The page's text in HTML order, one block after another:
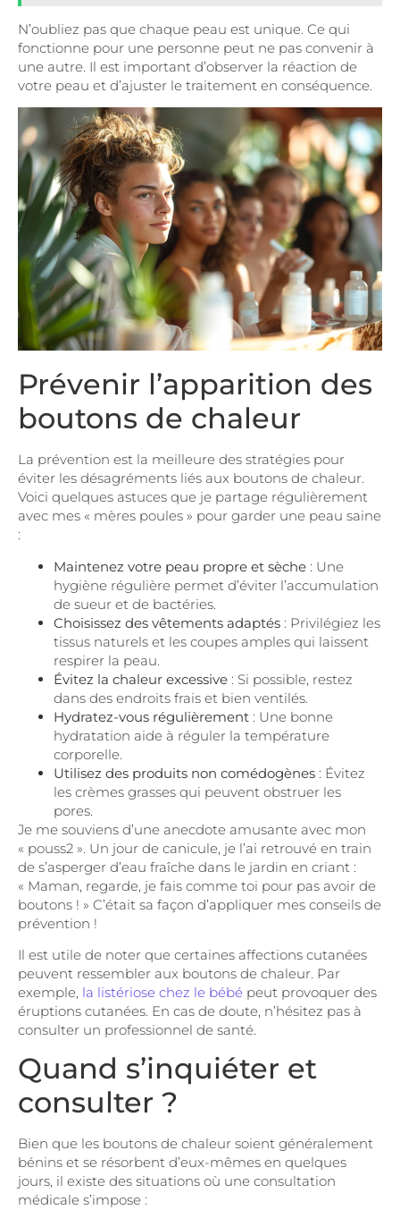
N’oubliez pas que chaque peau est unique. Ce qui
fonctionne pour une personne peut ne pas convenir à
une autre. Il est important d’observer la réaction de
votre peau et d’ajuster le traitement en conséquence.
Prévenir l’apparition des
boutons de chaleur
La prévention est la meilleure des stratégies pour
éviter les désagréments liés aux boutons de chaleur.
Voici quelques astuces que je partage régulièrement
avec mes « mères poules » pour garder une peau saine
:
Maintenez votre peau propre et sèche : Une
hygiène régulière permet d’éviter l’accumulation
de sueur et de bactéries.
Choisissez des vêtements adaptés : Privilégiez les
tissus naturels et les coupes amples qui laissent
respirer la peau.
Évitez la chaleur excessive : Si possible, restez
dans des endroits frais et bien ventilés.
Hydratez-vous régulièrement : Une bonne
hydratation aide à réguler la température
corporelle.
Utilisez des produits non comédogènes : Évitez
les crèmes grasses qui peuvent obstruer les
pores.
Je me souviens d’une anecdote amusante avec mon
« pouss2 ». Un jour de canicule, je l’ai retrouvé en train
de s’asperger d’eau fraîche dans le jardin en criant :
« Maman, regarde, je fais comme toi pour pas avoir de
boutons ! » C’était sa façon d’appliquer mes conseils de
prévention !
Il est utile de noter que certaines affections cutanées
peuvent ressembler aux boutons de chaleur. Par
exemple, la listériose chez le bébé peut provoquer des
éruptions cutanées. En cas de doute, n’hésitez pas à
consulter un professionnel de santé.
Quand s’inquiéter et
consulter ?
Bien que les boutons de chaleur soient généralement
bénins et se résorbent d’eux-mêmes en quelques
jours, il existe des situations où une consultation
médicale s’impose :